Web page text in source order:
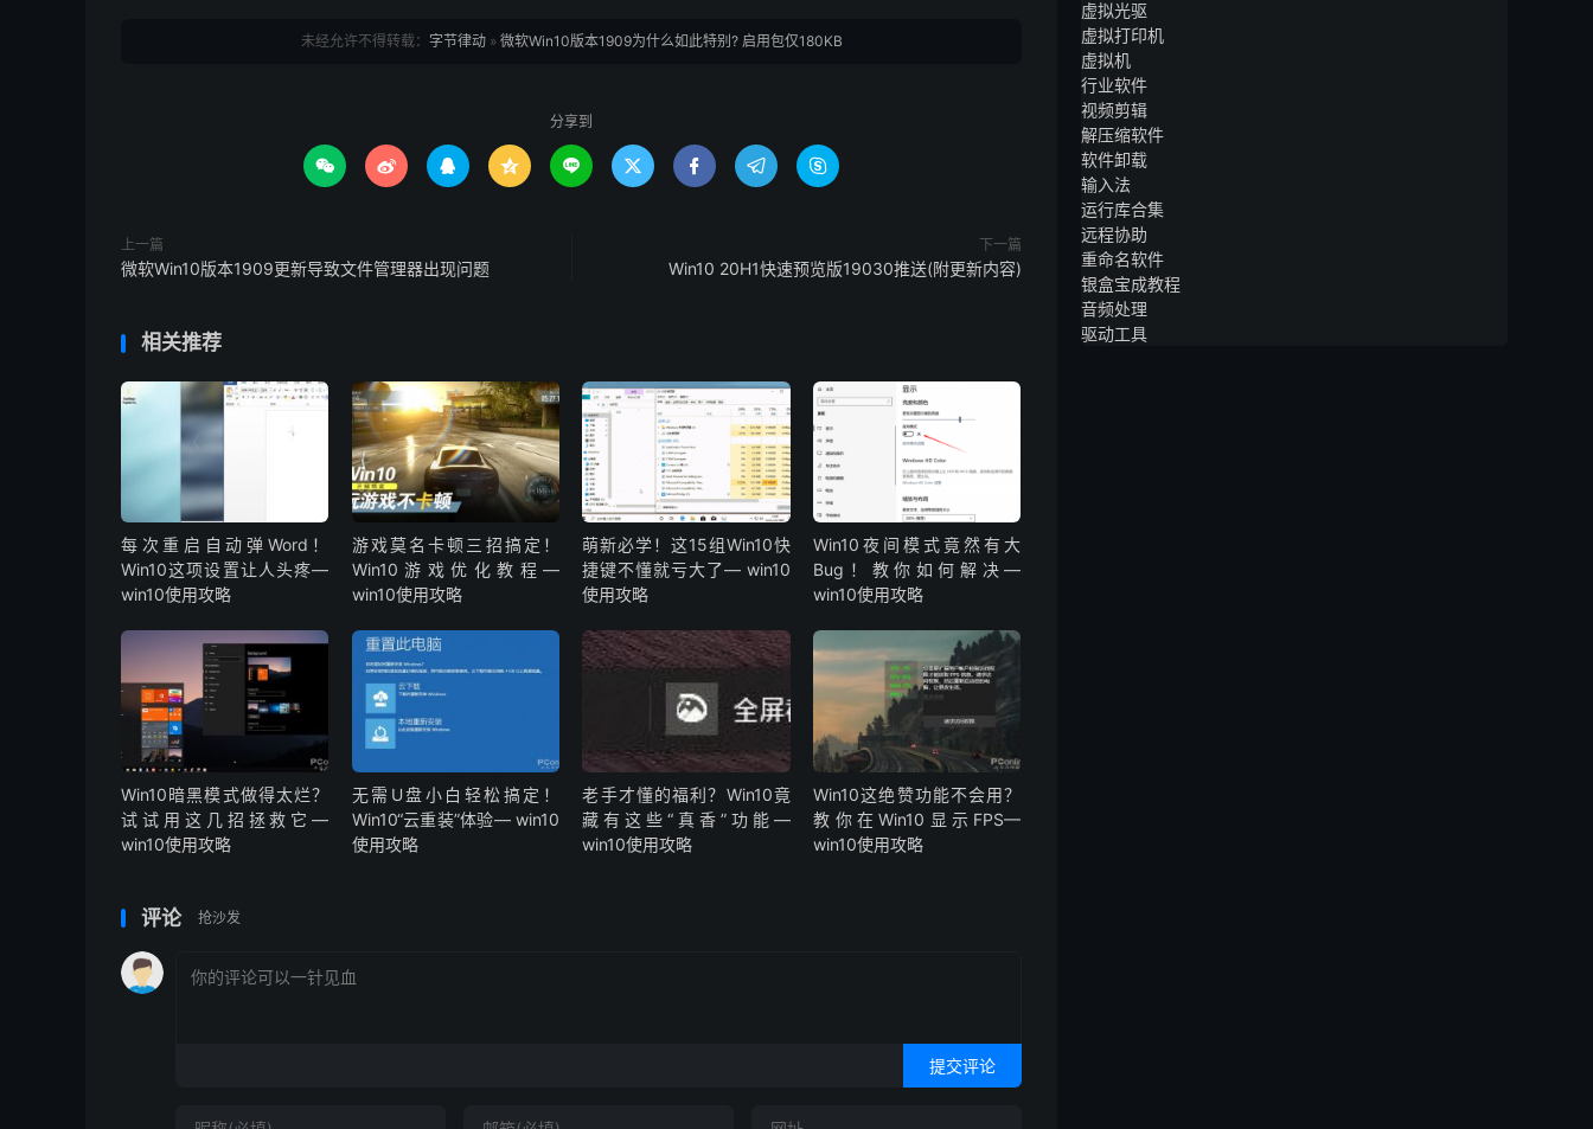
未经允许不得转载： 字节律动» 微软Win10版本1909为什么如此特别? 启用包仅180KB
分享到
        
上一篇
微软Win10版本1909更新导致文件管理器出现问题
下一篇
Win10 20H1快速预览版19030推送(附更新内容)
相关推荐
每次重启自动弹Word！
Win10这项设置让人头疼—
win10使用攻略
游戏莫名卡顿三招搞定！
Win10游戏优化教程—
win10使用攻略
萌新必学！这15组Win10快
捷键不懂就亏大了— win10
使用攻略
Win10夜间模式竟然有大
Bug！教你如何解决—
win10使用攻略
Win10暗黑模式做得太烂？
试试用这几招拯救它—
win10使用攻略
无需U盘小白轻松搞定！
Win10“云重装”体验— win10
使用攻略
老手才懂的福利？Win10竟
藏有这些“真香”功能—
win10使用攻略
Win10这绝赞功能不会用？
教你在Win10显示FPS—
win10使用攻略
评论 抢沙发
提交评论
虚拟光驱
虚拟打印机
虚拟机
行业软件
视频剪辑
解压缩软件
软件卸载
输入法
运行库合集
远程协助
重命名软件
银盒宝成教程
音频处理
驱动工具